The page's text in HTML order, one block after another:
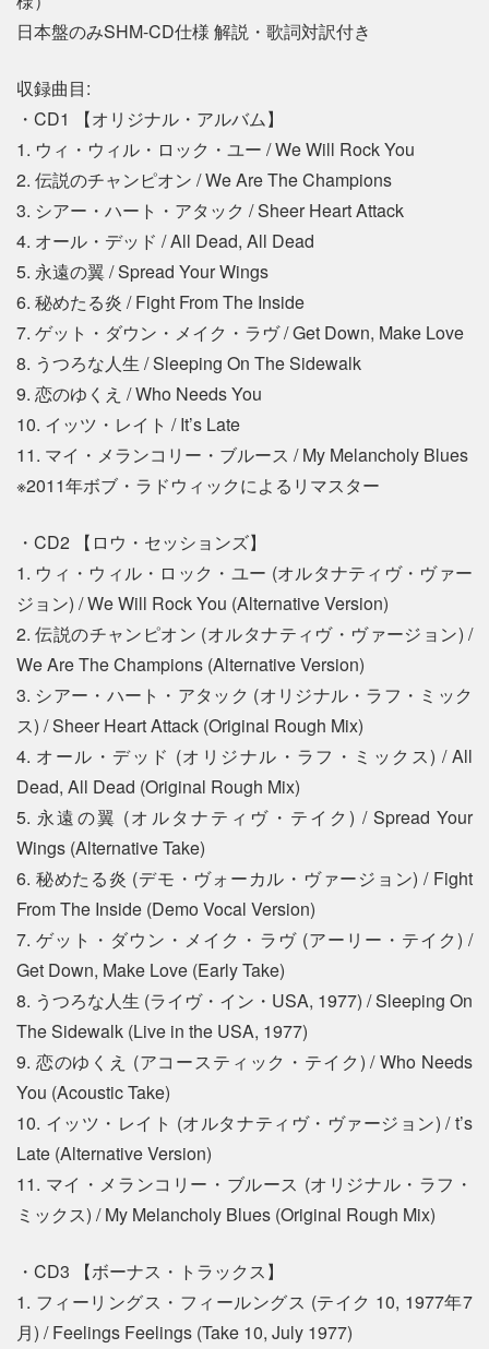
日本盤のみSHM-CD仕様 解説・歌詞対訳付き
収録曲目:
・CD1 【オリジナル・アルバム】
1. ウィ・ウィル・ロック・ユー / We Will Rock You
2. 伝説のチャンピオン / We Are The Champions
3. シアー・ハート・アタック / Sheer Heart Attack
4. オール・デッド / All Dead, All Dead
5. 永遠の翼 / Spread Your Wings
6. 秘めたる炎 / Fight From The Inside
7. ゲット・ダウン・メイク・ラヴ / Get Down, Make Love
8. うつろな人生 / Sleeping On The Sidewalk
9. 恋のゆくえ / Who Needs You
10. イッツ・レイト / It’s Late
11. マイ・メランコリー・ブルース / My Melancholy Blues
※2011年ボブ・ラドウィックによるリマスター
・CD2 【ロウ・セッションズ】
1. ウィ・ウィル・ロック・ユー (オルタナティヴ・ヴァー
ジョン) / We Will Rock You (Alternative Version)
2. 伝説のチャンピオン (オルタナティヴ・ヴァージョン) /
We Are The Champions (Alternative Version)
3. シアー・ハート・アタック (オリジナル・ラフ・ミック
ス) / Sheer Heart Attack (Original Rough Mix)
4. オール・デッド (オリジナル・ラフ・ミックス) / All
Dead, All Dead (Original Rough Mix)
5. 永遠の翼 (オルタナティヴ・テイク) / Spread Your
Wings (Alternative Take)
6. 秘めたる炎 (デモ・ヴォーカル・ヴァージョン) / Fight
From The Inside (Demo Vocal Version)
7. ゲット・ダウン・メイク・ラヴ (アーリー・テイク) /
Get Down, Make Love (Early Take)
8. うつろな人生 (ライヴ・イン・USA, 1977) / Sleeping On
The Sidewalk (Live in the USA, 1977)
9. 恋のゆくえ (アコースティック・テイク) / Who Needs
You (Acoustic Take)
10. イッツ・レイト (オルタナティヴ・ヴァージョン) / t’s
Late (Alternative Version)
11. マイ・メランコリー・ブルース (オリジナル・ラフ・
ミックス) / My Melancholy Blues (Original Rough Mix)
・CD3 【ボーナス・トラックス】
1. フィーリングス・フィールングス (テイク 10, 1977年7
月) / Feelings Feelings (Take 10, July 1977)